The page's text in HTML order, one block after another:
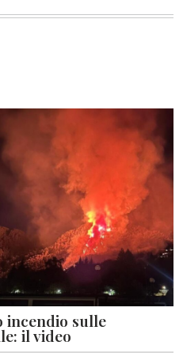
incendio sulle
il video